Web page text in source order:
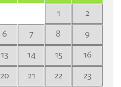
1
2
6 7 8
9
13 14 15
16
20 21 22
23